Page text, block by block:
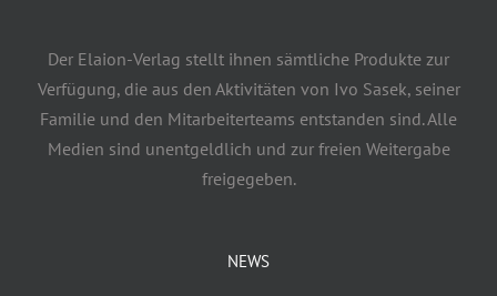
Der Elaion-Verlag stellt ihnen sämtliche Produkte zur
Verfügung, die aus den Aktivitäten von Ivo Sasek, seiner
Familie und den Mitarbeiterteams entstanden sind. Alle
Medien sind unentgeldlich und zur freien Weitergabe
freigegeben.
NEWS